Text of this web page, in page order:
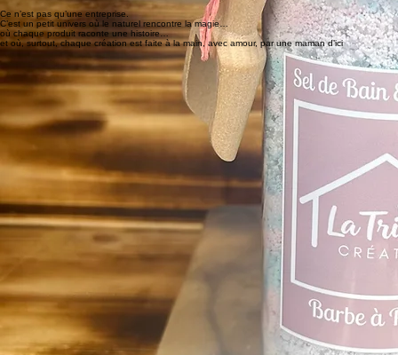
Ce n’est pas qu’une entreprise.
C’est un petit univers où le naturel rencontre la magie…
où chaque produit raconte une histoire…
et où, surtout, chaque création est faite à la main, avec amour, par une maman d’ici